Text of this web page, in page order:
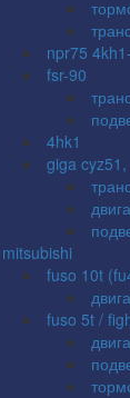
npr75
fsr-90
4hk1
giga
mitsubishi
fuso 10t
fuso 5t /